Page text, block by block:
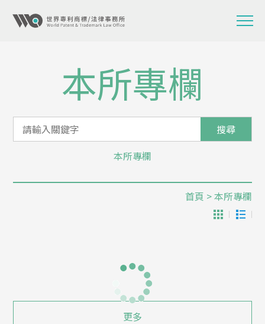
本所專欄
搜尋
本所專欄
首頁 > 本所專欄
更多